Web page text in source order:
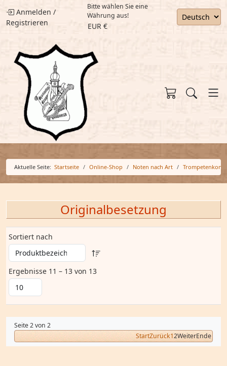
Anmelden /
Registrieren
Bitte wählen Sie eine
Währung aus!
EUR €
Aktuelle Seite: Startseite Online-Shop Noten nach Art
Originalbesetzung
Sortiert nach
Ergebnisse 11 – 13 von 13
Seite 2 von 2
StartZurück12WeiterEnde